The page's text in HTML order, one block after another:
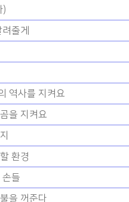
)
줄게
역사를 지켜요
을 지켜요
환경
손들
을 꺼준다